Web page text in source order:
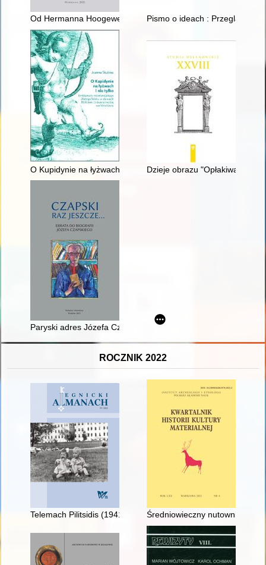
Od Hermanna Hoogewega do Hermanna Golluba : z dziejów
Pismo o ideach : Przegląd
O Kupidynie na łyżwach i nie tylko : emblematy
Dzieje obrazu "Opłakiwanie" z
Paryski adres Józefa Czapskiego : Józef Czapski i Galerie
ROCZNIK 2022
Telemach Pilitsidis (1941-2022) : artysta, poeta, filozof i
Średniowieczny nutownik :